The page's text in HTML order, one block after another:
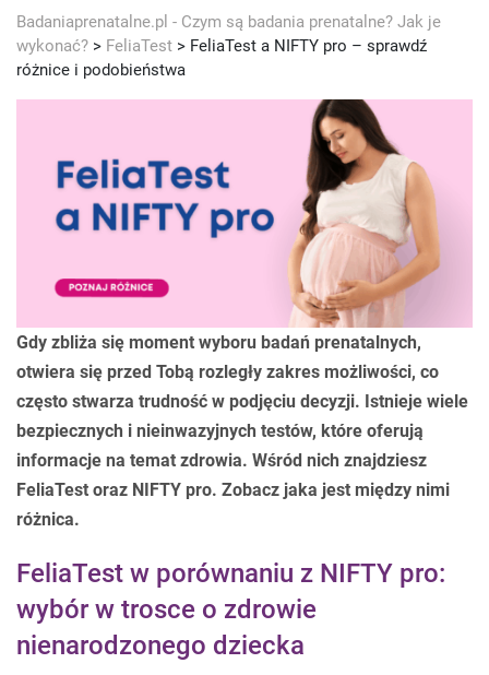
Badaniaprenatalne.pl - Czym są badania prenatalne? Jak je
wykonać? > FeliaTest > FeliaTest a NIFTY pro – sprawdź
różnice i podobieństwa
Gdy zbliża się moment wyboru badań prenatalnych,
otwiera się przed Tobą rozległy zakres możliwości, co
często stwarza trudność w podjęciu decyzji. Istnieje wiele
bezpiecznych i nieinwazyjnych testów, które oferują
informacje na temat zdrowia. Wśród nich znajdziesz
FeliaTest oraz NIFTY pro. Zobacz jaka jest między nimi
różnica.
FeliaTest w porównaniu z NIFTY pro:
wybór w trosce o zdrowie
nienarodzonego dziecka